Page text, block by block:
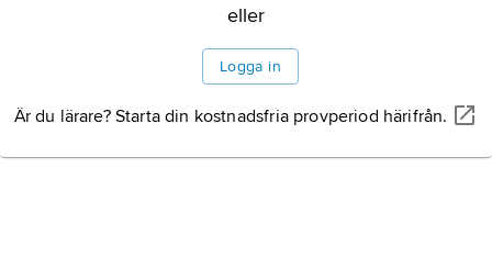
eller
Logga in
Är du lärare? Starta din kostnadsfria provperiod härifrån.